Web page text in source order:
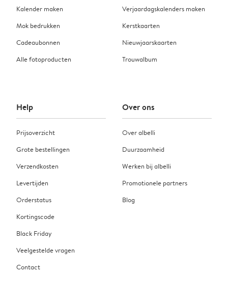
Kalender maken
Mok bedrukken
Cadeaubonnen
Alle fotoproducten
Verjaardagskalenders maken
Kerstkaarten
Nieuwjaarskaarten
Trouwalbum
Help
Prijsoverzicht
Grote bestellingen
Verzendkosten
Levertijden
Orderstatus
Kortingscode
Black Friday
Veelgestelde vragen
Contact
Over ons
Over albelli
Duurzaamheid
Werken bij albelli
Promotionele partners
Blog